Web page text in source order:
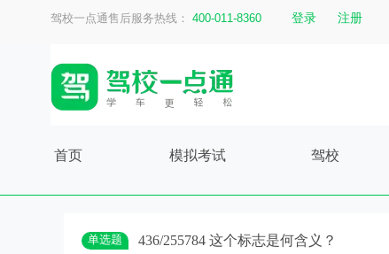
驾校一点通售后服务热线： 400-011-8360 登录 注册
首页 模拟考试 驾校
单选题 436/255784 这个标志是何含义？